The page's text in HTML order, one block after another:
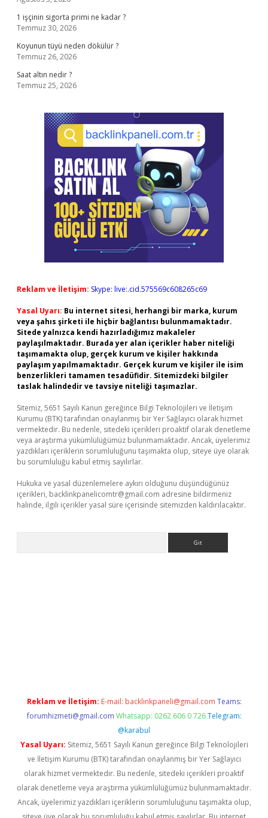
1 işçinin sigorta primi ne kadar ?
Temmuz 30, 2026
Koyunun tüyü neden dökülür ?
Temmuz 26, 2026
Saat altın nedir ?
Temmuz 25, 2026
Reklam ve İletişim: Skype: live:.cid.575569c608265c69
Yasal Uyarı: Bu internet sitesi, herhangi bir marka, kurum
veya şahıs şirketi ile hiçbir bağlantısı bulunmamaktadır.
Sitede yalnızca kendi hazırladığımız makaleler
paylaşılmaktadır. Burada yer alan içerikler haber niteliği
taşımamakta olup, gerçek kurum ve kişiler hakkında
paylaşım yapılmamaktadır. Gerçek kurum ve kişiler ile isim
benzerlikleri tamamen tesadüfidir. Sitemizdeki bilgiler
taslak halindedir ve tavsiye niteliği taşımazlar.
Sitemiz, 5651 Sayılı Kanun gereğince Bilgi Teknolojileri ve İletişim
Kurumu (BTK) tarafından onaylanmış bir Yer Sağlayıcı olarak hizmet
vermektedir. Bu nedenle, sitedeki içerikleri proaktif olarak denetleme
veya araştırma yükümlülüğümüz bulunmamaktadır. Ancak, üyelerimiz
yazdıkları içeriklerin sorumluluğunu taşımakta olup, siteye üye olarak
bu sorumluluğu kabul etmiş sayılırlar.
Hukuka ve yasal düzenlemelere aykırı olduğunu düşündüğünüz
içerikleri, backlinkpanelicomtr@gmail.com adresine bildirmeniz
halinde, ilgili içerikler yasal süre içerisinde sitemizden kaldırılacaktır.
Reklam ve İletişim: E-mail: backlinkpaneli@gmail.com Teams:
forumhizmeti@gmail.com Whatsapp: 0262 606 0 726 Telegram:
@karabul
Yasal Uyarı: Sitemiz, 5651 Sayılı Kanun gereğince Bilgi Teknolojileri
ve İletişim Kurumu (BTK) tarafından onaylanmış bir Yer Sağlayıcı
olarak hizmet vermektedir. Bu nedenle, sitedeki içerikleri proaktif
olarak denetleme veya araştırma yükümlülüğümüz bulunmamaktadır.
Ancak, üyelerimiz yazdıkları içeriklerin sorumluluğunu taşımakta olup,